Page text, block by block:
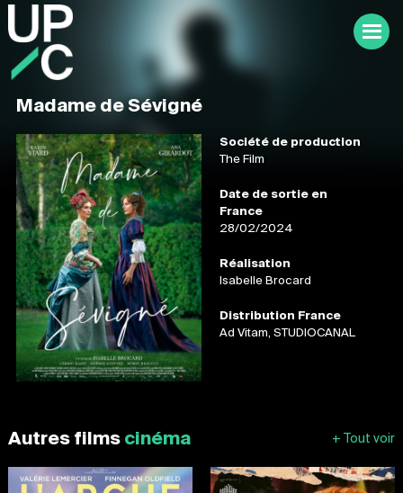
Madame de Sévigné
Société de production
The Film
Date de sortie en
France
28/02/2024
Réalisation
Isabelle Brocard
Distribution France
Ad Vitam, STUDIOCANAL
Autres films cinéma